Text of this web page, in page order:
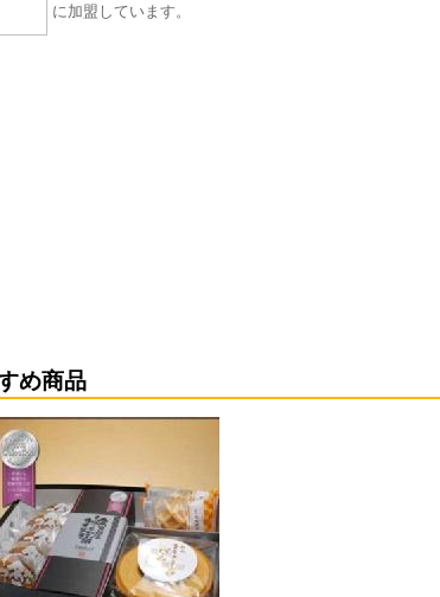
に加盟しています。
め商品